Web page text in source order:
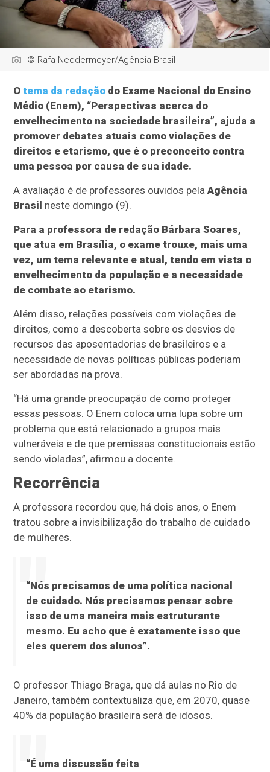
© Rafa Neddermeyer/Agência Brasil
Otema da redação do Exame Nacional do Ensino
Médio (Enem), “Perspectivas acerca do
envelhecimento na sociedade brasileira”, ajuda a
promover debates atuais como violações de
direitos e etarismo, que é o preconceito contra
uma pessoa por causa de sua idade.
A avaliação é de professores ouvidos pelaAgência
Brasil neste domingo (9).
Para a professora de redação Bárbara Soares,
que atua em Brasília, o exame trouxe, mais uma
vez, um tema relevante e atual, tendo em vista o
envelhecimento da população e a necessidade
de combate ao etarismo.
Além disso, relações possíveis com violações de
direitos, como a descoberta sobre os desvios de
recursos das aposentadorias de brasileiros e a
necessidade de novas políticas públicas poderiam
ser abordadas na prova.
“Há uma grande preocupação de como proteger
essas pessoas. O Enem coloca uma lupa sobre um
problema que está relacionado a grupos mais
vulneráveis e de que premissas constitucionais estão
sendo violadas”, afirmou a docente.
Recorrência
A professora recordou que, há dois anos, o Enem
tratou sobre a invisibilização do trabalho de cuidado
de mulheres.
“Nós precisamos de uma política nacional
de cuidado. Nós precisamos pensar sobre
isso de uma maneira mais estruturante
mesmo. Eu acho que é exatamente isso que
eles querem dos alunos”.
O professor Thiago Braga, que dá aulas no Rio de
Janeiro, também contextualiza que, em 2070, quase
40% da população brasileira será de idosos.
“É uma discussão feita